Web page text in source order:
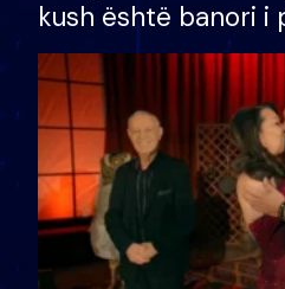
kush është banori i
shtëpinë dhe
të fituar çmimin e